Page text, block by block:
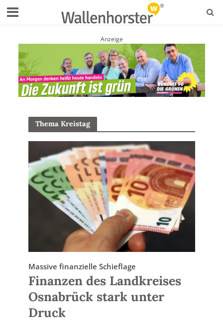
Anzeige
Thema Kreistag
Massive finanzielle Schieflage
Finanzen des Landkreises
Osnabrück stark unter
Druck